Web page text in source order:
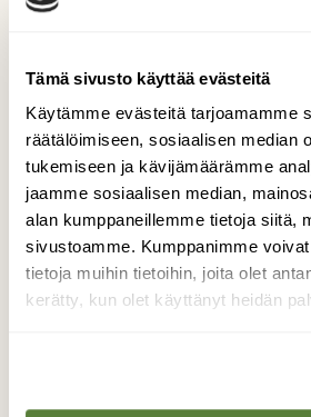
Tämä sivusto käyttää evästeitä
Käytämme evästeitä tarjoamamme
räätälöimiseen, sosiaalisen median
tukemiseen ja kävijämäärämme
jaamme sosiaalisen median,
alan kumppaneillemme tietoja siitä,
sivustoamme. Kumppanimme
tietoja muihin tietoihin, joita olet
kerätty, kun olet käyttänyt heidän
Ti-ti-tyy voittaa
Talitiaiset virittelevät
valo lisääntyy. Kuuluuko
tyy, ti-ty vai vallan muuta?